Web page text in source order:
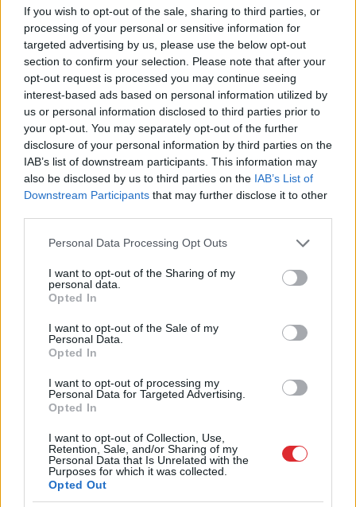
If you wish to opt-out of the sale, sharing to third parties, or
processing of your personal or sensitive information for
targeted advertising by us, please use the below opt-out
section to confirm your selection. Please note that after your
opt-out request is processed you may continue seeing
interest-based ads based on personal information utilized by
us or personal information disclosed to third parties prior to
your opt-out. You may separately opt-out of the further
disclosure of your personal information by third parties on the
IAB’s list of downstream participants. This information may
also be disclosed by us to third parties on the IAB’s List of
Downstream Participants that may further disclose it to other
Please note that this website/app uses one or more Google
not limited to your visit or usage behaviour. You may click to
grant or deny consent to Google and its third-party tags to
use your data for below specified purposes in below Google
consent section.
Personal Data Processing Opt Outs
I want to opt-out of the Sharing of my
personal data.
Opted In
I want to opt-out of the Sale of my
Personal Data.
Opted In
I want to opt-out of processing my
Personal Data for Targeted Advertising.
Opted In
I want to opt-out of Collection, Use,
Retention, Sale, and/or Sharing of my
Personal Data that Is Unrelated with the
Purposes for which it was collected.
Opted Out